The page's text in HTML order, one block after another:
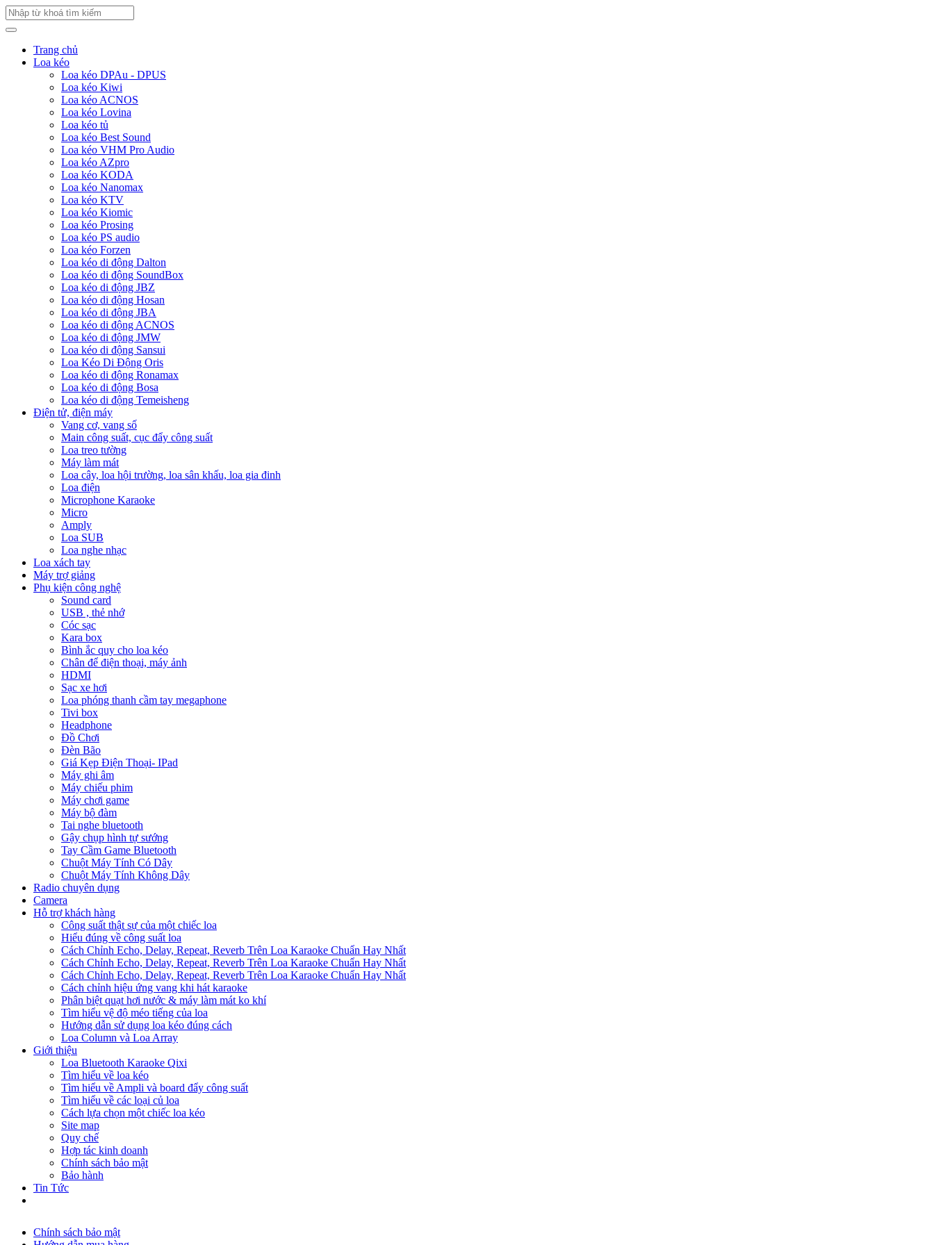
Trang chủ
Loa kéo
Loa kéo DPAu - DPUS
Loa kéo Kiwi
Loa kéo ACNOS
Loa kéo Lovina
Loa kéo tủ
Loa kéo Best Sound
Loa kéo VHM Pro Audio
Loa kéo AZpro
Loa kéo KODA
Loa kéo Nanomax
Loa kéo KTV
Loa kéo Kiomic
Loa kéo Prosing
Loa kéo PS audio
Loa kéo Forzen
Loa kéo di động Dalton
Loa kéo di động SoundBox
Loa kéo di động JBZ
Loa kéo di động Hosan
Loa kéo di động JBA
Loa kéo di động ACNOS
Loa kéo di động JMW
Loa kéo di động Sansui
Loa Kéo Di Động Oris
Loa kéo di động Ronamax
Loa kéo di động Bosa
Loa kéo di động Temeisheng
Điện tử, điện máy
Vang cơ, vang số
Main công suất, cục đẩy công suất
Loa treo tường
Máy làm mát
Loa cây, loa hội trường, loa sân khấu, loa gia đinh
Loa điện
Microphone Karaoke
Micro
Amply
Loa SUB
Loa nghe nhạc
Loa xách tay
Máy trợ giảng
Phụ kiện công nghệ
Sound card
USB , thẻ nhớ
Cóc sạc
Kara box
Bình ắc quy cho loa kéo
Chân để điện thoại, máy ảnh
HDMI
Sạc xe hơi
Loa phóng thanh cầm tay megaphone
Tivi box
Headphone
Đồ Chơi
Đèn Bão
Giá Kẹp Điện Thoại- IPad
Máy ghi âm
Máy chiếu phim
Máy chơi game
Máy bộ đàm
Tai nghe bluetooth
Gậy chụp hình tự sướng
Tay Cầm Game Bluetooth
Chuột Máy Tính Có Dây
Chuột Máy Tính Không Dây
Radio chuyên dụng
Camera
Hỗ trợ khách hàng
Công suất thật sự của một chiếc loa
Hiểu đúng về công suất loa
Cách Chỉnh Echo, Delay, Repeat, Reverb Trên Loa Karaoke Chuẩn Hay Nhất
Cách Chỉnh Echo, Delay, Repeat, Reverb Trên Loa Karaoke Chuẩn Hay Nhất
Cách Chỉnh Echo, Delay, Repeat, Reverb Trên Loa Karaoke Chuẩn Hay Nhất
Cách chỉnh hiệu ứng vang khi hát karaoke
Phân biệt quạt hơi nước & máy làm mát ko khí
Tìm hiểu vệ độ méo tiếng của loa
Hướng dẫn sử dụng loa kéo đúng cách
Loa Column và Loa Array
Giới thiệu
Loa Bluetooth Karaoke Qixi
Tìm hiểu về loa kéo
Tìm hiểu về Ampli và board đẩy công suất
Tìm hiểu về các loại củ loa
Cách lựa chọn một chiếc loa kéo
Site map
Quy chế
Hợp tác kinh doanh
Chính sách bảo mật
Bảo hành
Tin Tức
Chính sách bảo mật